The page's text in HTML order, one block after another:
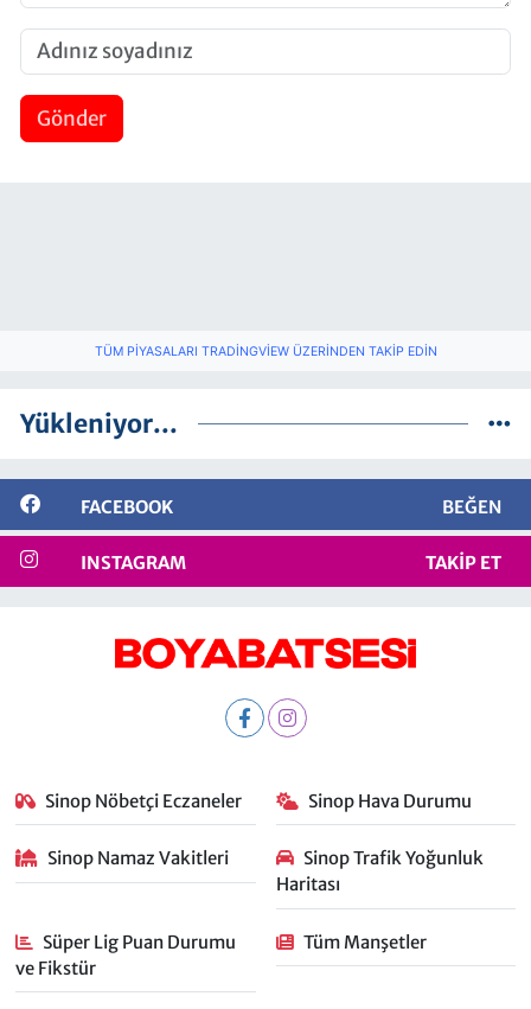
Gönder
TÜM PIYASALARI TRADINGVIEW ÜZERINDEN TAKIP EDIN
Yükleniyor...
FACEBOOK BEĞEN
INSTAGRAM TAKIP ET
Sinop Nöbetçi Eczaneler Sinop Hava Durumu
Sinop Namaz Vakitleri
Sinop Trafik Yoğunluk
Haritası
Süper Lig Puan Durumu
ve Fikstür
Tüm Manşetler